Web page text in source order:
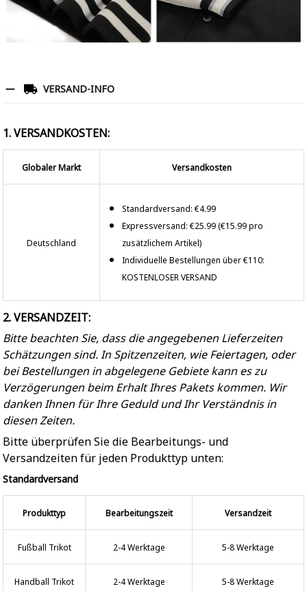
VERSAND-INFO
1. VERSANDKOSTEN:
Globaler Markt Versandkosten
Deutschland
Standardversand: €4.99
Expressversand: €25.99 (€15.99 pro
zusätzlichem Artikel)
Individuelle Bestellungen über €110:
KOSTENLOSER VERSAND
2. VERSANDZEIT:
Bitte beachten Sie, dass die angegebenen Lieferzeiten
Schätzungen sind. In Spitzenzeiten, wie Feiertagen, oder
bei Bestellungen in abgelegene Gebiete kann es zu
Verzögerungen beim Erhalt Ihres Pakets kommen. Wir
danken Ihnen für Ihre Geduld und Ihr Verständnis in
diesen Zeiten.
Bitte überprüfen Sie die Bearbeitungs- und
Versandzeiten für jeden Produkttyp unten:
Standardversand
Produkttyp Bearbeitungszeit Versandzeit
Fußball Trikot 2-4 Werktage 5-8 Werktage
Handball Trikot 2-4 Werktage 5-8 Werktage